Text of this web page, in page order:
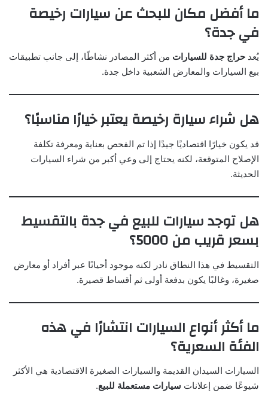
ما أفضل مكان للبحث عن سيارات رخيصة
في جدة؟
يُعد حراج جدة للسيارات من أكثر المصادر نشاطًا، إلى جانب تطبيقات
بيع السيارات والمعارض الشعبية داخل جدة.
هل شراء سيارة رخيصة يعتبر خيارًا مناسبًا؟
قد يكون خيارًا اقتصاديًا جيدًا إذا تم الفحص بعناية ومعرفة تكلفة
الإصلاح المتوقعة، لكنه يحتاج إلى وعي أكبر من شراء السيارات
الحديثة.
هل توجد سيارات للبيع في جدة بالتقسيط
بسعر قريب من 5000؟
التقسيط في هذا النطاق نادر لكنه موجود أحيانًا عبر أفراد أو معارض
صغيرة، وغالبًا يكون بدفعة أولى ثم أقساط قصيرة.
ما أكثر أنواع السيارات انتشارًا في هذه
الفئة السعرية؟
السيارات السيدان القديمة والسيارات الصغيرة الاقتصادية هي الأكثر
شيوعًا ضمن إعلانات سيارات مستعملة للبيع.